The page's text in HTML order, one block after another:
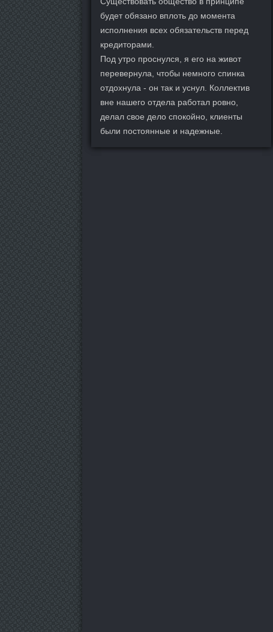
будет обязано вплоть до момента
исполнения всех обязательств перед
кредиторами.
Под утро проснулся, я его на живот
перевернула, чтобы немного спинка
отдохнула - он так и уснул. Коллектив
вне нашего отдела работал ровно,
делал свое дело спокойно, клиенты
были постоянные и надежные.